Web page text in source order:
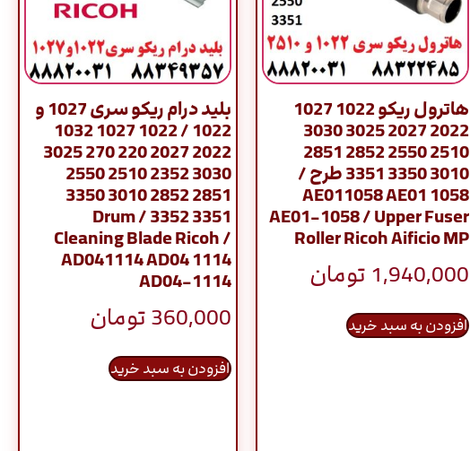
هاترول ریکو 1022 1027
2022 2027 3025 3030
2510 2550 2852 2851
3010 3350 3351 طرح /
AE011058 AE01 1058
AE01-1058 / Upper Fuser
Roller Ricoh Aificio MP
1,940,000 تومان
افزودن به سبد خرید
بلید درام ریکو سری 1027 و
1022 / 1022 1027 1032
2022 2027 220 270 3025
3030 2352 2510 2550
2851 2852 3010 3350
3351 3352 / Drum
Cleaning Blade Ricoh /
AD041114 AD04 1114
AD04-1114
360,000تومان
افزودن به سبد خرید